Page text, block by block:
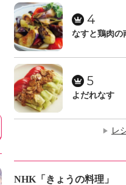
4
なすと鶏肉の
5
よだれなす
▶ レ
NHK「きょうの料理」